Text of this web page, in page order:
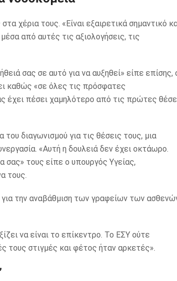
χέρια τους. «Είναι εξαιρετικά σημαντικό
από αυτές τις αξιολογήσεις, τις
σας σε αυτό για να αυξηθεί» είπε επίσης,
καθώς «σε όλες τις πρόσφατες
έχει πέσει χαμηλότερο από τις πρώτες
διαγωνισμού για τις θέσεις τους, μια
«Αυτή η δουλειά δεν έχει οκτάωρο.
τους είπε ο υπουργός Υγείας,
τους.
για την αναβάθμιση των γραφείων των
να είναι το επίκεντρο. Το ΕΣΥ ούτε
τους στιγμές και φέτος ήταν αρκετές».